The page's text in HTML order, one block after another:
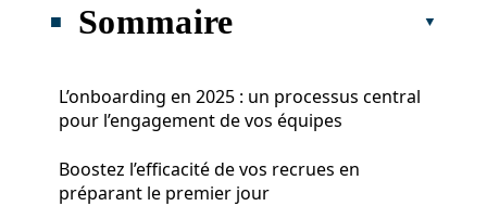
Sommaire
L’onboarding en 2025 : un processus central
pour l’engagement de vos équipes
Boostez l’efficacité de vos recrues en
préparant le premier jour